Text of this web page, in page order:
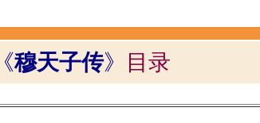
《穆天子传》 目录